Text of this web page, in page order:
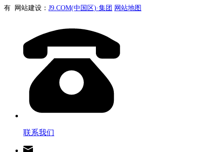
有 网站建设： J9.COM(中国区)·集团 网站地图
联系我们